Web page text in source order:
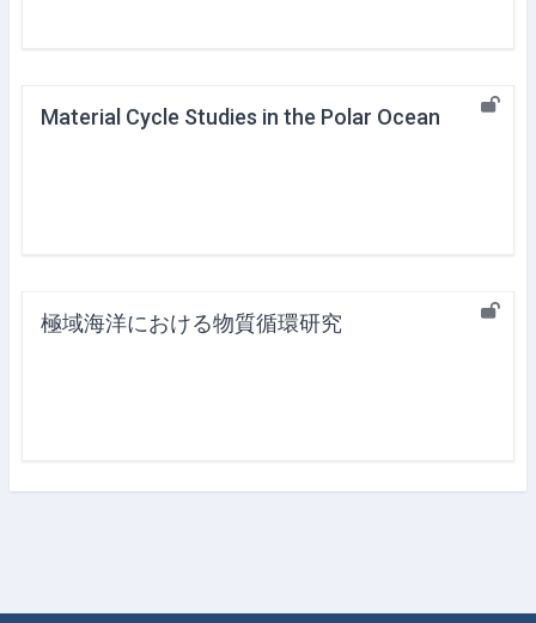
Material Cycle Studies in the Polar Ocean
極域海洋における物質循環研究